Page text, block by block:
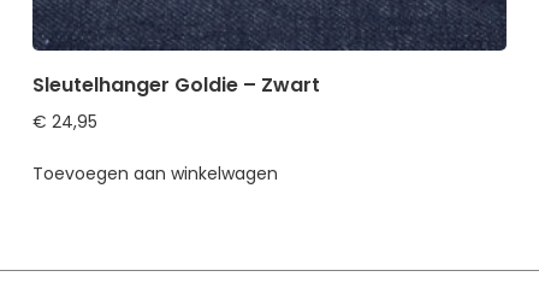
Sleutelhanger Goldie – Zwart
€ 24,95
Toevoegen aan winkelwagen